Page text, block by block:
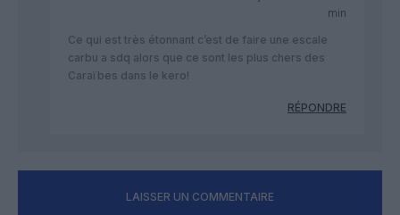
min
Ce qui est très étonnant c’est de faire une escale
carbu a sdq alors que ce sont les plus chers des
Caraïbes dans le kero!
RÉPONDRE
LAISSER UN COMMENTAIRE